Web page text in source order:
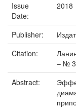
Issue
Date:
2018
Publisher:
Citation:
– №
Abstract: